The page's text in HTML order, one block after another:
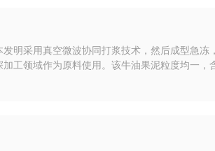
明采用真空微波协同打浆技术，然后成型急冻
工领域作为原料使用。该牛油果泥粒度均一，
，有效解决了牛油果泥经过常规冷链运送后，